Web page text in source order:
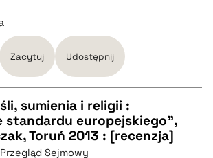
Zacytuj Udostępnij
sumienia i religii :
standardu europejskiego",
Toruń 2013 : [recenzja]
Przegląd Sejmowy